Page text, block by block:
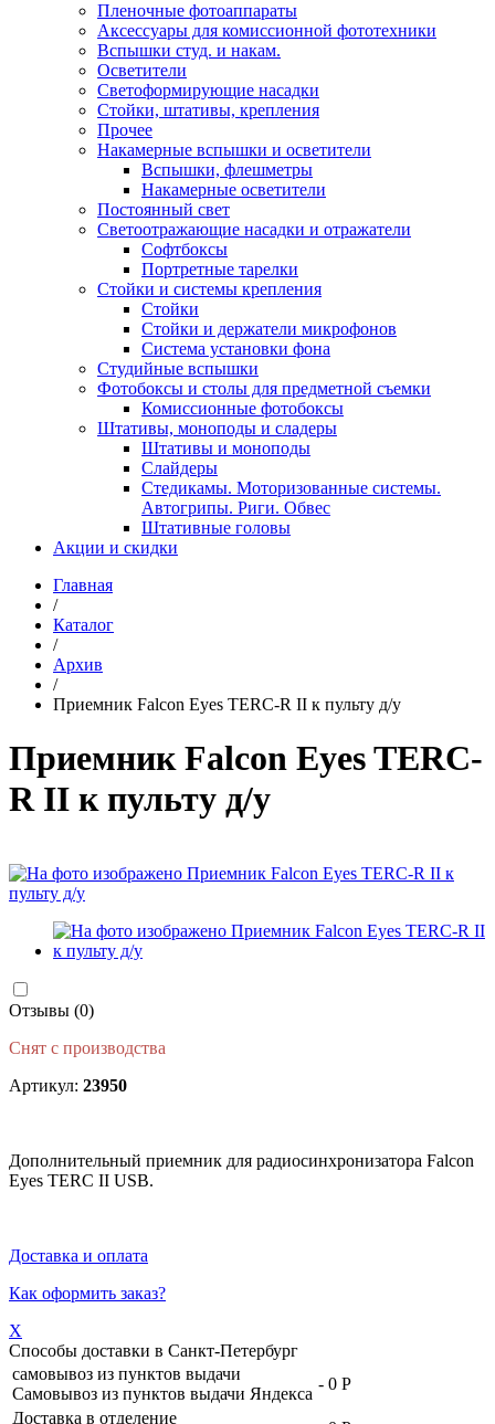
Пленочные фотоаппараты
Аксессуары для комиссионной фототехники
Вспышки студ. и накам.
Осветители
Светоформирующие насадки
Стойки, штативы, крепления
Прочее
Накамерные вспышки и осветители
Вспышки, флешметры
Накамерные осветители
Постоянный свет
Светоотражающие насадки и отражатели
Софтбоксы
Портретные тарелки
Стойки и системы крепления
Стойки
Стойки и держатели микрофонов
Система установки фона
Студийные вспышки
Фотобоксы и столы для предметной съемки
Комиссионные фотобоксы
Штативы, моноподы и сладеры
Штативы и моноподы
Слайдеры
Стедикамы. Моторизованные системы.
Автогрипы. Риги. Обвес
Штативные головы
Акции и скидки
Главная
/
Каталог
/
Архив
/
Приемник Falcon Eyes TERC-R II к пульту д/у
Приемник Falcon Eyes TERC-
R II к пульту д/у
Отзывы (0)
Снят с производства
Артикул: 23950
Дополнительный приемник для радиосинхронизатора Falcon
Eyes TERC II USB.
Доставка и оплата
Как оформить заказ?
X
Способы доставки в Санкт-Петербург
самовывоз из пунктов выдачи
Самовывоз из пунктов выдачи Яндекса
- 0 Р
Доставка в отделение